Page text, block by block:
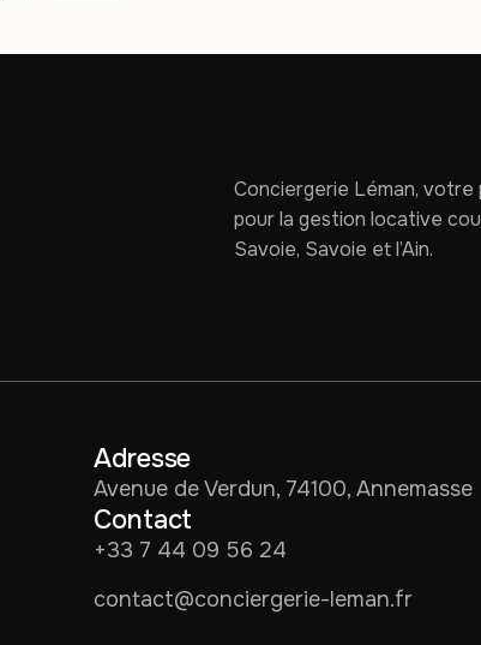
Conciergerie Léman,
pour la gestion locative
Savoie, Savoie et l’Ain.
Adresse
Avenue de Verdun, 74100, Annemasse
Contact
+33 7 44 09 56 24
contact@conciergerie-leman.fr